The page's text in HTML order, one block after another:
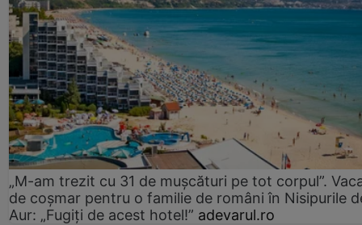
„M-am trezit cu 31 de mușcături pe tot corpul”.
de coșmar pentru o familie de români în Nisipurile
Aur: „Fugiți de acest hotel!” adevarul.ro